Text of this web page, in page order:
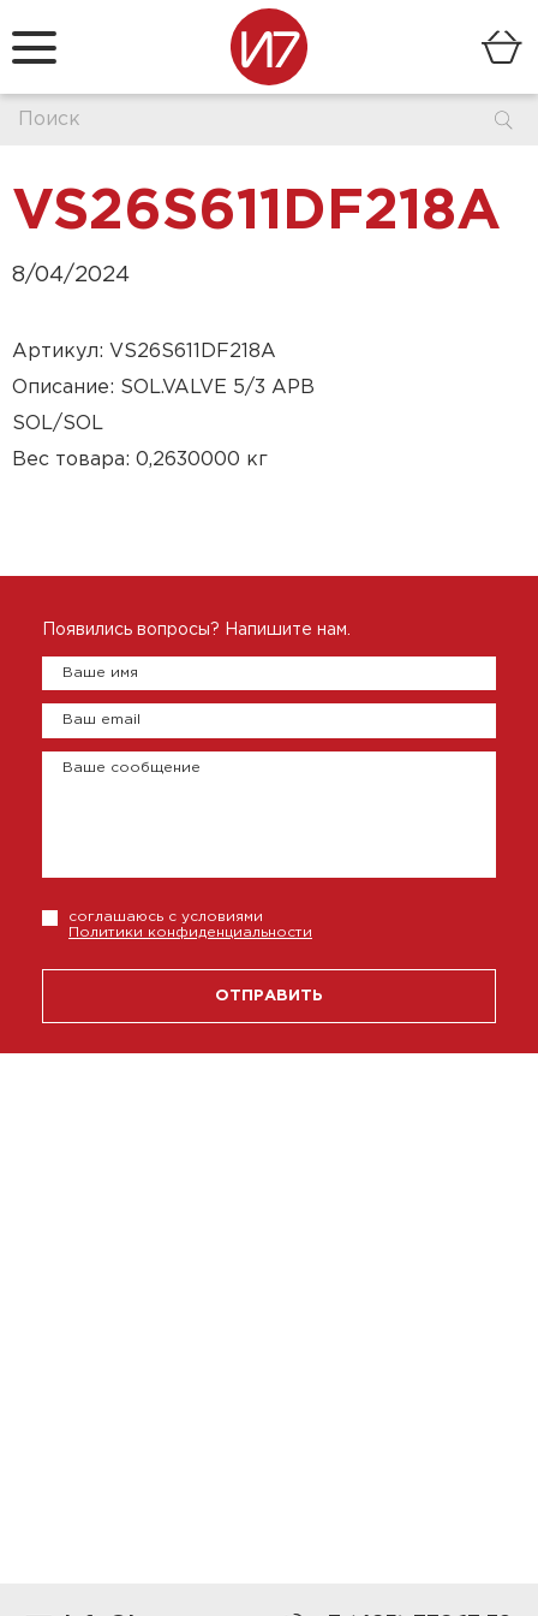
VS26S611DF218A
8/04/2024
Артикул: VS26S611DF218A
Описание: SOL.VALVE 5/3 APB
SOL/SOL
Вес товара: 0,2630000 кг
Появились вопросы? Напишите нам.
Ваше имя
Ваш email
Ваше сообщение
соглашаюсь с условиями
Политики конфиденциальности
ОТПРАВИТЬ